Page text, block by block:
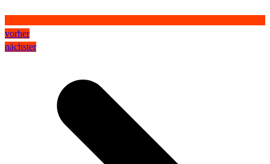
vorher
nächster